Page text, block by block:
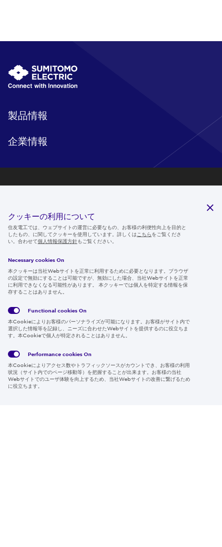
製品情報
企業情報
ニュースルーム
IR情報
採用情報
Global
Policy
サイト
約
Region & Language:
Japan | JP
クッキーの利用について
住友電工では、ウェブサイトの運営に必要なもの、お客様の利便性向上を目的と
したもの、に関してクッキーを使用しています。詳しくは こちらをご覧くださ
い。合わせて個人情報保護方針もご覧ください。
Necessary cookies On
本クッキーは当社Webサイトを正常に利用するために必要となります。ブラウザ
の設定で無効にすることは可能ですが、無効にした場合、当社Webサイトを正常
に利用できなくなる可能性があります。 本クッキーでは個人を特定する情報を保
存することはありません。
Functional cookies On
本Cookieによりお客様のパーソナライズが可能になります。お客様がサイト内で
選択した情報等を記録し、ニーズに合わせたWebサイトを提供するのに役立ちま
す。本Cookieで個人が特定されることはありません。
Performance cookies On
本Cookieによりアクセス数やトラフィックソースがカウントでき、お客様の利用
状況（サイト内でのページ移動等）を把握することが出来ます。お客様の当社
Webサイトでのユーザ体験を向上するため、当社Webサイトの改善に繋げるため
に役立ちます。